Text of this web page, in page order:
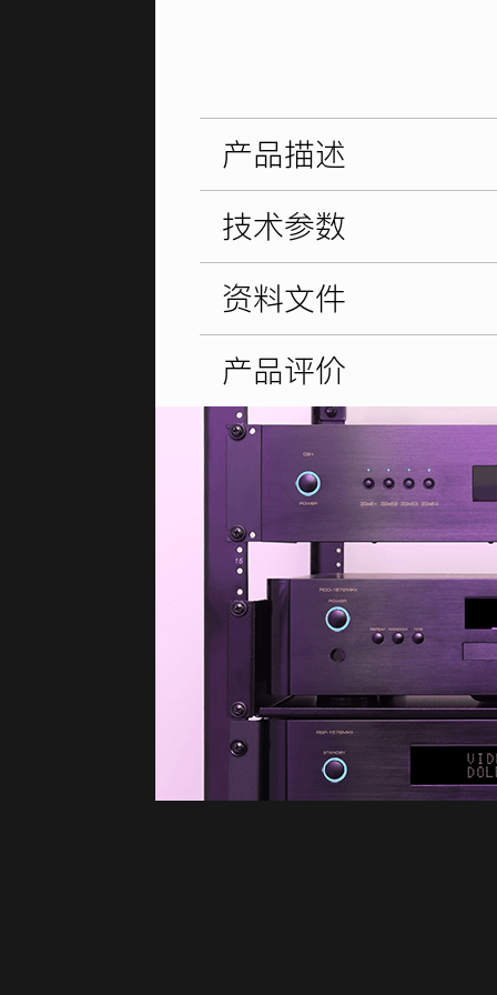
产品描述
技术参数
资料文件
产品评价